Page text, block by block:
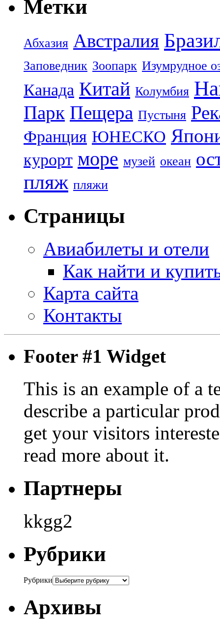
Метки
Абхазия Австралия
Заповедник Зоопарк Изумрудное
Канада Китай Колумбия
Парк Пещера Пустыня
Франция ЮНЕСКО
курорт море музей океан
пляж пляжи
Страницы
Авиабилеты и отели
Как найти и
Карта сайта
Контакты
Footer #1 Widget
This is an example of a
describe a particular
get your visitors
read more about it.
Партнеры
kkgg2
Рубрики
Рубрики
Архивы